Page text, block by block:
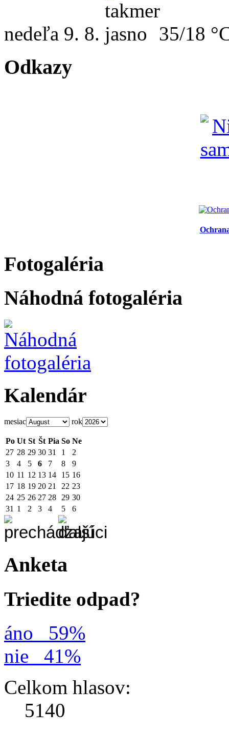
nedeľa 9. 8. 35/18
Odkazy
Fotogaléria
Náhodná fotogaléria
Kalendár
mesiac rok
Po Ut St Št Pia So Ne
27 28 29 30 31 1
2
3
4 5 6 7 8
9
10 11 12 13 14 15 16
17 18 19 20 21 22 23
24 25 26 27 28 29 30
31 1 2 3 4 5 6
Anketa
Triedite odpad?
áno
59%
nie
41%
Celkom hlasov:
5140